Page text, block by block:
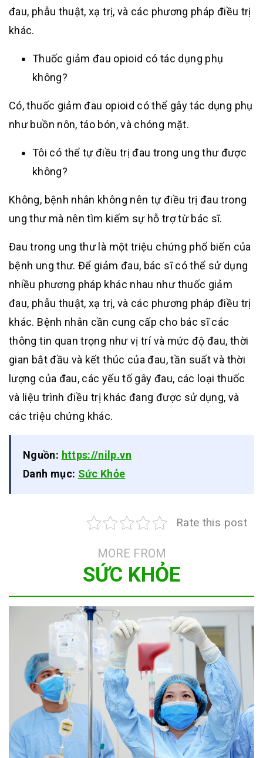
đau, phẫu thuật, xạ trị, và các phương pháp điều trị
khác.
Thuốc giảm đau opioid có tác dụng phụ
không?
Có, thuốc giảm đau opioid có thể gây tác dụng phụ
như buồn nôn, táo bón, và chóng mặt.
Tôi có thể tự điều trị đau trong ung thư được
không?
Không, bệnh nhân không nên tự điều trị đau trong
ung thư mà nên tìm kiếm sự hỗ trợ từ bác sĩ.
Đau trong ung thư là một triệu chứng phổ biến của
bệnh ung thư. Để giảm đau, bác sĩ có thể sử dụng
nhiều phương pháp khác nhau như thuốc giảm
đau, phẫu thuật, xạ trị, và các phương pháp điều trị
khác. Bệnh nhân cần cung cấp cho bác sĩ các
thông tin quan trọng như vị trí và mức độ đau, thời
gian bắt đầu và kết thúc của đau, tần suất và thời
lượng của đau, các yếu tố gây đau, các loại thuốc
và liệu trình điều trị khác đang được sử dụng, và
các triệu chứng khác.
Nguồn: https://nilp.vn
Danh mục: Sức Khỏe
Rate this post
MORE FROM
SỨC KHỎE